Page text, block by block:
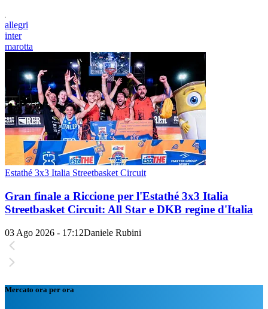
allegri
inter
marotta
Estathé 3x3 Italia Streetbasket Circuit
Gran finale a Riccione per l'Estathé 3x3 Italia
Streetbasket Circuit: All Star e DKB regine d'Italia
03 Ago 2026 - 17:12Daniele Rubini
Mercato ora per ora